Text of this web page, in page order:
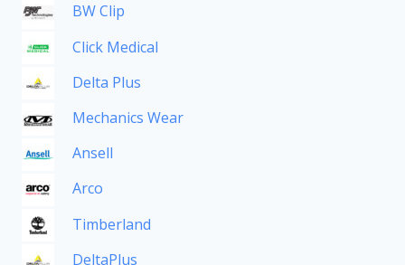
BW Clip
Click Medical
Delta Plus
Mechanics Wear
Ansell
Arco
Timberland
DeltaPlus